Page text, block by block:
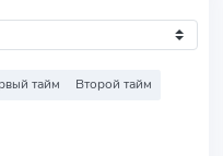
тайм Второй тайм